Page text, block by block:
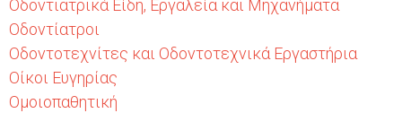
Οδοντιατρικά Είδη, Εργαλεία και Μηχανήματα
Οδοντίατροι
Οδοντοτεχνίτες και Οδοντοτεχνικά Εργαστήρια
Οίκοι Ευγηρίας
Ομοιοπαθητική